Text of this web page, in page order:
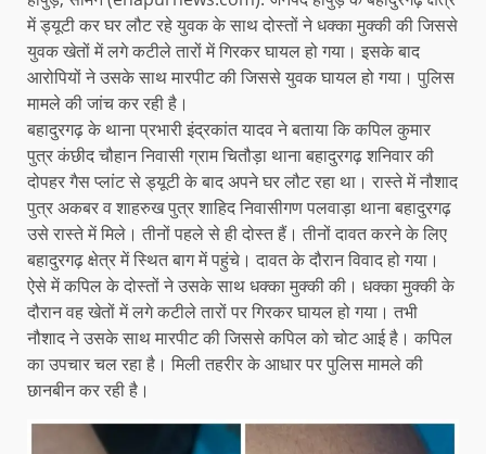
में ड्यूटी कर घर लौट रहे युवक के साथ दोस्तों ने धक्का मुक्की की जिससे
युवक खेतों में लगे कटीले तारों में गिरकर घायल हो गया। इसके बाद
आरोपियों ने उसके साथ मारपीट की जिससे युवक घायल हो गया। पुलिस
मामले की जांच कर रही है।
बहादुरगढ़ के थाना प्रभारी इंद्रकांत यादव ने बताया कि कपिल कुमार
पुत्र कंछीद चौहान निवासी ग्राम चितौड़ा थाना बहादुरगढ़ शनिवार की
दोपहर गैस प्लांट से ड्यूटी के बाद अपने घर लौट रहा था। रास्ते में नौशाद
पुत्र अकबर व शाहरुख पुत्र शाहिद निवासीगण पलवाड़ा थाना बहादुरगढ़
उसे रास्ते में मिले। तीनों पहले से ही दोस्त हैं। तीनों दावत करने के लिए
बहादुरगढ़ क्षेत्र में स्थित बाग में पहुंचे। दावत के दौरान विवाद हो गया।
ऐसे में कपिल के दोस्तों ने उसके साथ धक्का मुक्की की। धक्का मुक्की के
दौरान वह खेतों में लगे कटीले तारों पर गिरकर घायल हो गया। तभी
नौशाद ने उसके साथ मारपीट की जिससे कपिल को चोट आई है। कपिल
का उपचार चल रहा है। मिली तहरीर के आधार पर पुलिस मामले की
छानबीन कर रही है।